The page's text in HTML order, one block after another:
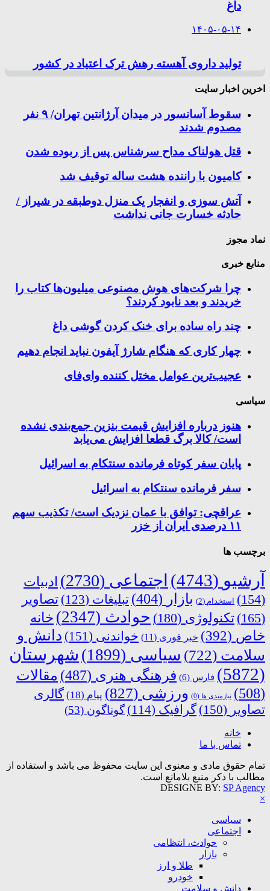
داغ
۱۴۰۵-۰۵-۱۴
تولید داروی آهسته رهش ترک اعتیاد در کشور
اخرین اخبار سایت
سقوط آسانسور در میدان آرژانتین تهران/ ۹ نفر
مصدوم شدند
قتل هولناک مداح سرشناس پس از ربوده شدن
کامیون با راننده هشت ساله توقیف شد
آتش سوزی و انفجار یک منزل دوطبقه در شیراز /
حادثه خسارت جانی نداشت
نماد مجوز
منابع خبری
چرا شرکت‌های هوش مصنوعی میلیون‌ها کتاب را
خریدند و بعد نابود کردند؟
چند راه‌ ساده برای خنک کردن گوشی داغ
چهار کاری که هنگام شارژ آیفون نباید انجام دهیم
عجیب‌ترین عوامل مختل کننده وای‌فای
سیاسی
هنوز درباره افزایش قیمت بنزین جمع‌بندی نشده
است/ کالا برگ قطعا افزایش می‌یابد
پایان سفر کوتاه فرمانده سنتکام به اسرائیل
سفر فرمانده سنتکام به اسرائیل
عراقچی: توافق با عمان نزدیک است/ تکذیب سهم
۱۱ درصدی ایران از خزر
برچسب ها
آرشیو (4743) اجتماعی (2730)
ادبیات
(154)
استخدام (2) بازار (404) تبلیغات (123)
تصاویر
(165)
تکنولوژی (180) حوادث (2347)
خانه
خاص (392) خبر فوری (11) خواندنی (151)
دانش و
سلامت (722) سیاسی (1899)
شهرستان
(5872)
فارس (6) فرهنگی هنری (487)
مقالات
(508)
نیازمندی ها (0) ورزشی (827) پیام (18)
گالری
تصاویر (150) گرافیک (114) گوناگون (53)
خانه
تماس با ما
تمام حقوق مادی و معنوی این سایت محفوظ می باشد و استفاده از
مطالب با ذکر منبع بلامانع است.
DESIGNE BY: SP Agency
×
سیاسی
اجتماعی
حوادث، انتظامی
بازار
طلا و ارز
خودرو
دانش و سلامت